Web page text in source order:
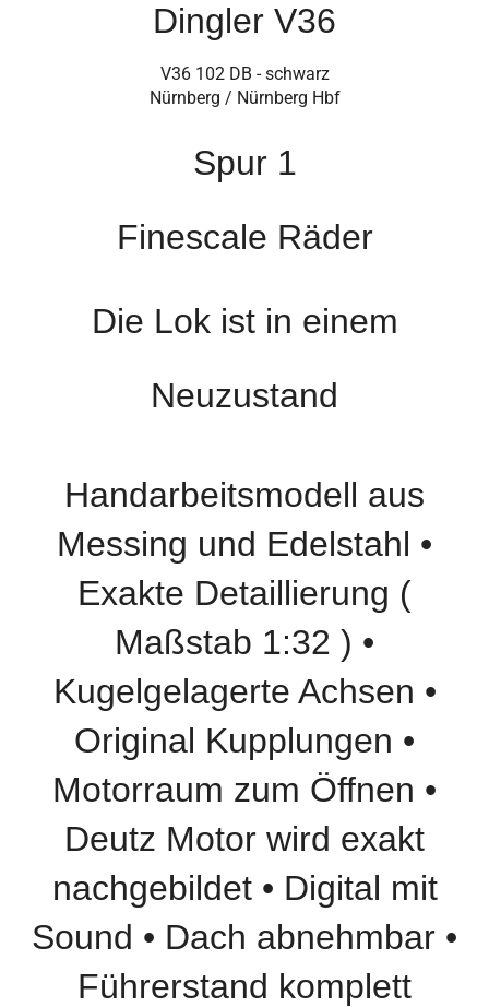
Dingler V36
V36 102 DB - schwarz
Nürnberg / Nürnberg Hbf
Spur 1
Finescale Räder
Die Lok ist in einem
Neuzustand
Handarbeitsmodell aus
Messing und Edelstahl •
Exakte Detaillierung (
Maßstab 1:32 ) •
Kugelgelagerte Achsen •
Original Kupplungen •
Motorraum zum Öffnen •
Deutz Motor wird exakt
nachgebildet • Digital mit
Sound • Dach abnehmbar •
Führerstand komplett